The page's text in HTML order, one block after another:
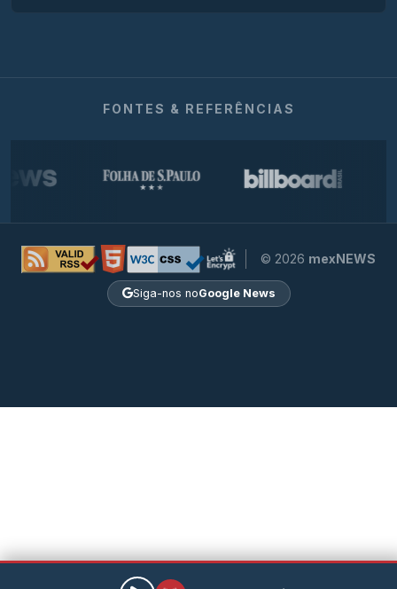
FONTES & REFERÊNCIAS
© 2026 mexNEWS
Siga-nos noGoogle News